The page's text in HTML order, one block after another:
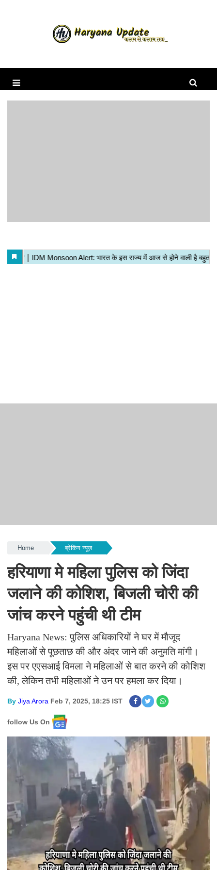
Home ब्रेकिंग न्यूज़
हरियाणा मे महिला पुलिस को जिंदा
जलाने की कोशिश, बिजली चोरी की
जांच करने पहुंची थी टीम
Haryana News: पुलिस अधिकारियों ने घर में मौजूद
महिलाओं से पूछताछ की और अंदर जाने की अनुमति मांगी।
इस पर एएसआई विमला ने महिलाओं से बात करने की कोशिश
की, लेकिन तभी महिलाओं ने उन पर हमला कर दिया।
By Jiya Arora Feb 7, 2025, 18:25 IST
follow Us On